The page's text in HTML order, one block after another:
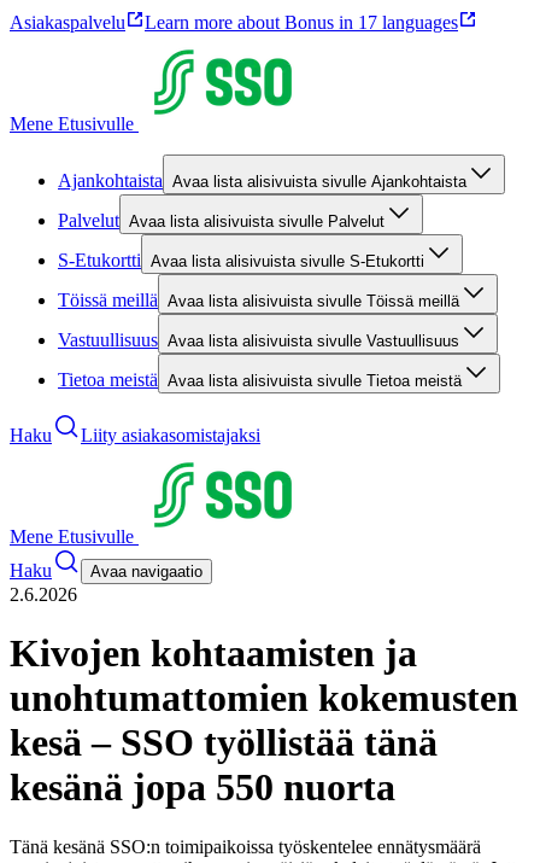
Asiakaspalvelu Learn more about Bonus in 17 languages
Mene Etusivulle
Ajankohtaista Avaa lista alisivuista sivulle Ajankohtaista
Palvelut Avaa lista alisivuista sivulle Palvelut
S-Etukortti Avaa lista alisivuista sivulle S-Etukortti
Töissä meillä Avaa lista alisivuista sivulle Töissä meillä
Vastuullisuus Avaa lista alisivuista sivulle Vastuullisuus
Tietoa meistä Avaa lista alisivuista sivulle Tietoa meistä
Haku Liity asiakasomistajaksi
Mene Etusivulle
Haku
Avaa navigaatio
2.6.2026
Kivojen kohtaamisten ja
unohtumattomien kokemusten
kesä – SSO työllistää tänä
kesänä jopa 550 nuorta
Tänä kesänä SSO:n toimipaikoissa työskentelee ennätysmäärä